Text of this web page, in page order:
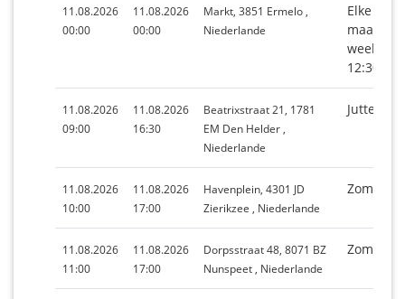
11.08.2026
00:00
11.08.2026
00:00
Markt, 3851 Ermelo ,
Niederlande
Elke 2e
maand
12:30
11.08.2026
09:00
11.08.2026
16:30
Beatrixstraat 21, 1781
EM Den Helder ,
Niederlande
11.08.2026
10:00
11.08.2026
17:00
Havenplein, 4301 JD
Zierikzee , Niederlande
11.08.2026
11:00
11.08.2026
17:00
Dorpsstraat 48, 8071 BZ
Nunspeet , Niederlande